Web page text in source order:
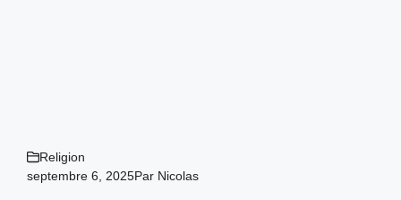
Religion
septembre 6, 2025Par Nicolas